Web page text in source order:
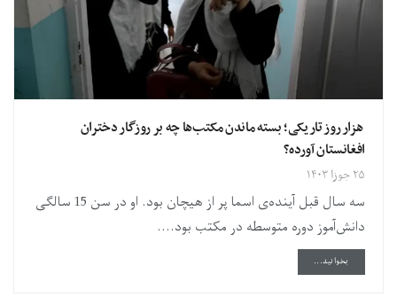
هزار روز تاریکی؛ بسته ماندن مکتب‌ها چه بر روزگار دختران
افغانستان آورده؟
۲۵ جوزا ۱۴۰۳
سه سال قبل آینده‌ی اسما پر از هیچان بود. او در سن 15 سالگی
دانش‌آموز دوره متوسطه در مکتب بود....
بخوانید...